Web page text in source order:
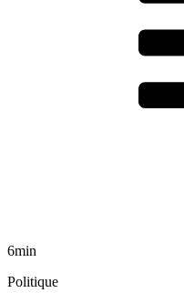
6min
Politique